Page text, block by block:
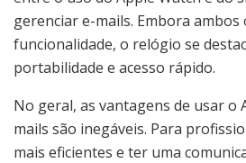
gerenciar e-mails. Embora ambos
funcionalidade, o relógio se
portabilidade e acesso rápido.
No geral, as vantagens de usar o
mails são inegáveis. Para
mais eficientes e ter uma